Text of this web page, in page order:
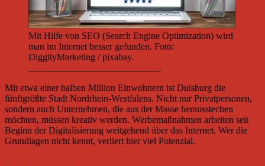
Mit Hilfe von SEO (Search Engine Optimization) wird
man im Internet besser gefunden. Foto:
DiggityMarketing / pixabay.
Mit etwa einer halben Million Einwohnern ist Duisburg die
fünftgrößte Stadt Nordrhein-Westfalens. Nicht nur Privatpersonen,
sondern auch Unternehmen, die aus der Masse herausstechen
möchten, müssen kreativ werden. Werbemaßnahmen arbeiten seit
Beginn der Digitalisierung weitgehend über das Internet. Wer die
Grundlagen nicht kennt, verliert hier viel Potenzial.